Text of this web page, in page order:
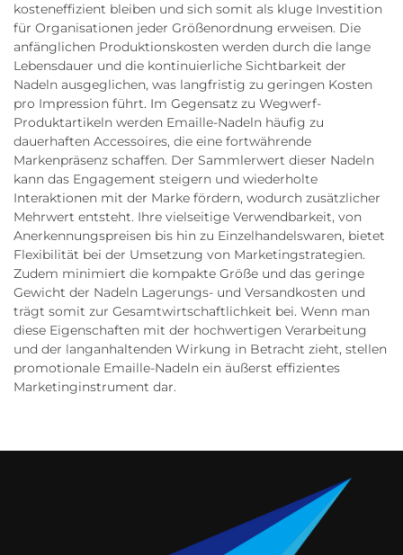
kosteneffizient bleiben und sich somit als kluge Investition
für Organisationen jeder Größenordnung erweisen. Die
anfänglichen Produktionskosten werden durch die lange
Lebensdauer und die kontinuierliche Sichtbarkeit der
Nadeln ausgeglichen, was langfristig zu geringen Kosten
pro Impression führt. Im Gegensatz zu Wegwerf-
Produktartikeln werden Emaille-Nadeln häufig zu
dauerhaften Accessoires, die eine fortwährende
Markenpräsenz schaffen. Der Sammlerwert dieser Nadeln
kann das Engagement steigern und wiederholte
Interaktionen mit der Marke fördern, wodurch zusätzlicher
Mehrwert entsteht. Ihre vielseitige Verwendbarkeit, von
Anerkennungspreisen bis hin zu Einzelhandelswaren, bietet
Flexibilität bei der Umsetzung von Marketingstrategien.
Zudem minimiert die kompakte Größe und das geringe
Gewicht der Nadeln Lagerungs- und Versandkosten und
trägt somit zur Gesamtwirtschaftlichkeit bei. Wenn man
diese Eigenschaften mit der hochwertigen Verarbeitung
und der langanhaltenden Wirkung in Betracht zieht, stellen
promotionale Emaille-Nadeln ein äußerst effizientes
Marketinginstrument dar.